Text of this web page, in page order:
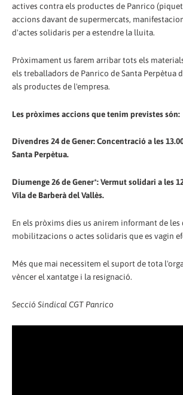
actives contra els productes de Panrico
accions davant de supermercats,
d'actes solidaris per a estendre la lluita.
Pròximament us farem arribar tots els
els treballadors de Panrico de Santa Perpètua
als productes de l'empresa.
Les pròximes accions que tenim previstes són:
Divendres 24 de Gener: Concentració a les
Santa Perpètua.
Diumenge 26 de Gener*: Vermut solidari a les
Vila de Barberà del Vallès.
En els pròxims dies us anirem informant de les
mobilitzacions o actes solidaris que es vagin
Més que mai necessitem el suport de tota
vèncer el xantatge i la resignació.
Secció Sindical CGT Panrico